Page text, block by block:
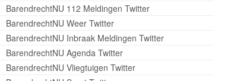
BarendrechtNU 112 Meldingen Twitter
BarendrechtNU Weer Twitter
BarendrechtNU Inbraak Meldingen Twitter
BarendrechtNU Agenda Twitter
BarendrechtNU Vliegtuigen Twitter